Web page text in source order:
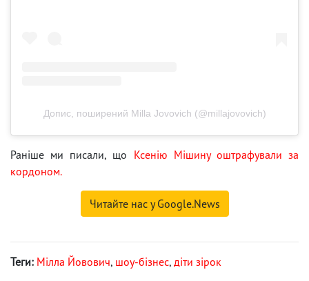
Допис, поширений Milla Jovovich (@millajovovich)
Раніше ми писали, що Ксенію Мішину оштрафували за
кордоном.
Читайте нас у Google.News
Теги: Мілла Йовович, шоу-бізнес, діти зірок